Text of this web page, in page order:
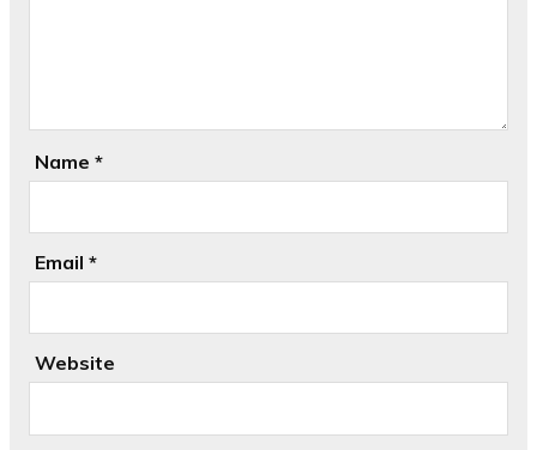
Name *
Email *
Website